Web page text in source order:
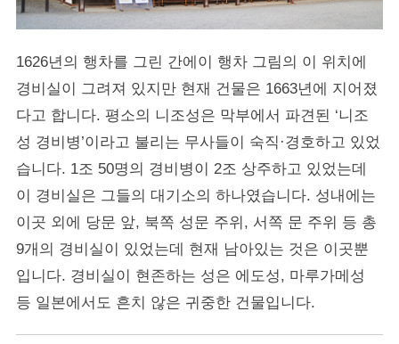
1626년의 행차를 그린 간에이 행차 그림의 이 위치에
경비실이 그려져 있지만 현재 건물은 1663년에 지어졌
다고 합니다. 평소의 니조성은 막부에서 파견된 ‘니조
성 경비병’이라고 불리는 무사들이 숙직·경호하고 있었
습니다. 1조 50명의 경비병이 2조 상주하고 있었는데
이 경비실은 그들의 대기소의 하나였습니다. 성내에는
이곳 외에 당문 앞, 북쪽 성문 주위, 서쪽 문 주위 등 총
9개의 경비실이 있었는데 현재 남아있는 것은 이곳뿐
입니다. 경비실이 현존하는 성은 에도성, 마루가메성
등 일본에서도 흔치 않은 귀중한 건물입니다.